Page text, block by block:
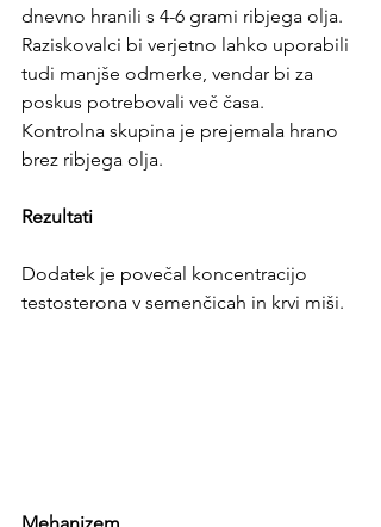
dnevno hranili s 4-6 grami ribjega olja.
Raziskovalci bi verjetno lahko uporabili
tudi manjše odmerke, vendar bi za
poskus potrebovali več časa.
Kontrolna skupina je prejemala hrano
brez ribjega olja.
Rezultati
Dodatek je povečal koncentracijo
testosterona v semenčicah in krvi miši.